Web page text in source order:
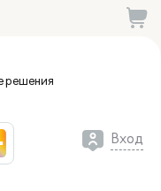
решения
Вход